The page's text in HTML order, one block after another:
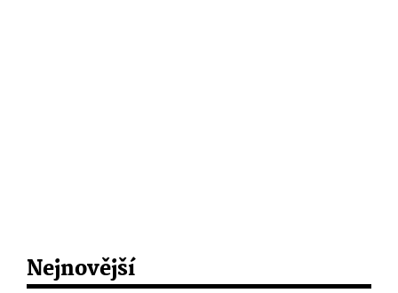
Nejnovější